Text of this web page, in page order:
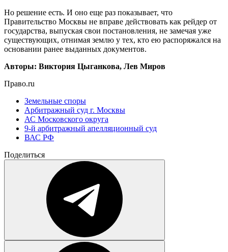
Но решение есть. И оно еще раз показывает, что
Правительство Москвы не вправе действовать как рейдер от
государства, выпуская свои постановления, не замечая уже
существующих, отнимая землю у тех, кто ею распоряжался на
основании ранее выданных документов.
Авторы: Виктория Цыганкова, Лев Миров
Право.ru
Земельные споры
Арбитражный суд г. Москвы
АС Московского округа
9-й арбитражный апелляционный суд
ВАС РФ
Поделиться